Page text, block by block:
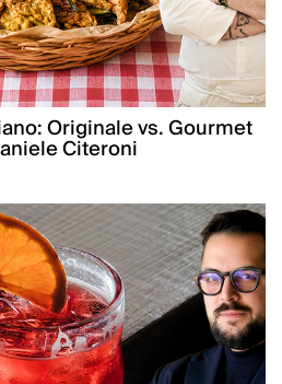
Originale vs. Gourmet
Citeroni